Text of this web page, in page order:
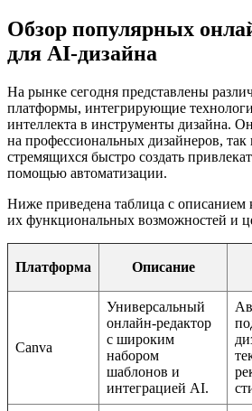
Обзор популярных
для AI-дизайна
На рынке сегодня представлены
платформы, интегрирующие
интеллекта в инструменты дизайна.
на профессиональных дизайнеров, так
стремящихся быстро создать
помощью автоматизации.
Ниже приведена таблица с
их функциональных возможностей и
Платформа Описание
Canva
Универсальный
онлайн-редактор
с широким
набором
шаблонов и
интеграцией AI.